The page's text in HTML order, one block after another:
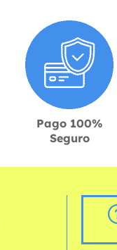
Pago 100%
Seguro